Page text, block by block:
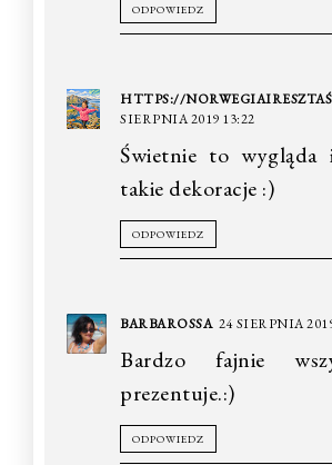
ODPOWIEDZ
HTTPS://
SIERPNIA 2019 13:22
Świetnie to
takie dekoracje :)
ODPOWIEDZ
BARBAROSSA 24 SIERPNIA
Bardzo fajnie
prezentuje.:)
ODPOWIEDZ